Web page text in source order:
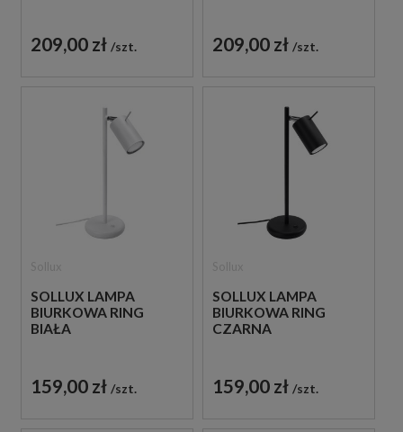
209,00 zł szt. 209,00 zł szt.
SOLLUX LAMPA
BIURKOWA RING
BIAŁA
159,00 zł szt.
SOLLUX LAMPA
BIURKOWA RING
CZARNA
159,00 zł szt.